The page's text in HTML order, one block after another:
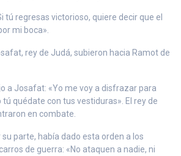
tú regresas victorioso, quiere decir que el
mi boca».
rey de Judá, subieron hacia Ramot de
a Josafat: «Yo me voy a disfrazar para
quédate con tus vestiduras». El rey de
en combate.
su parte, había dado esta orden a los
de guerra: «No ataquen a nadie, ni